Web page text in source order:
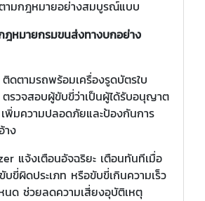
ตามกฎหมายอย่างสมบูรณ์แบบ
หมายกรมขนส่งทางบกอย่าง
ติดตามรถพร้อมเครื่องรูดบัตรใบ
รวจสอบผู้ขับขี่ว่าเป็นผู้ได้รับอนุญาต
พิ่มความปลอดภัยและป้องกันการ
าง
แจ้งเตือนอัจฉริยะ เตือนทันทีเมื่อ
บขี่ผิดประเภท หรือขับขี่เกินความเร็ว
นด ช่วยลดความเสี่ยงอุบัติเหตุ